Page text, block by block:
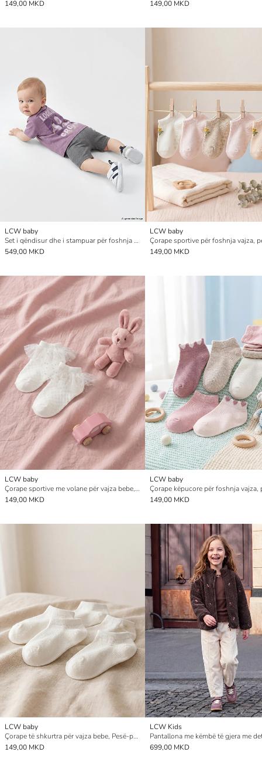
149,00 MKD 149,00 MKD
LCW baby
Set i qëndisur dhe i stampuar për foshnja djem
549,00 MKD
LCW baby
149,00 MKD
LCW baby
Çorape sportive me volane për vajza bebe, dy pako
149,00 MKD
LCW baby
149,00 MKD
LCW baby
Çorape të shkurtra për vajza bebe, Pesë-pako
149,00 MKD
LCW Kids
699,00 MKD